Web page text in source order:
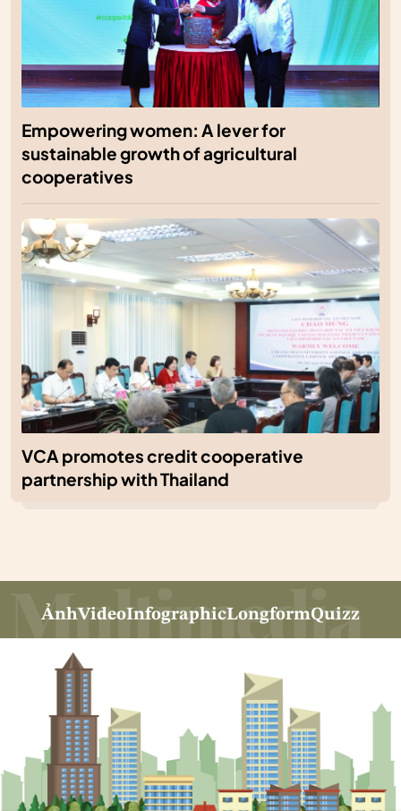
Empowering women: A lever for
sustainable growth of agricultural
cooperatives
VCA promotes credit cooperative
partnership with Thailand
ẢnhVideoInfographicLongformQuizz